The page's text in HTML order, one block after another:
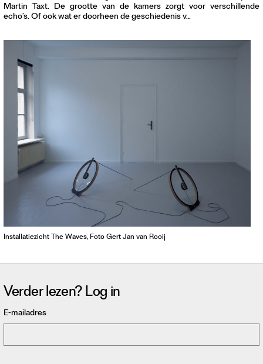
Nieuwsbrief
Over GLEAN
Waar is GLEAN te koop
Privacy
Instagram
Facebook
Martin Taxt. De grootte van de kamers zorgt voor verschillende
echo’s. Of ook wat er doorheen de geschiedenis v…
Installatiezicht The Waves, Foto Gert Jan van Rooij
Verder lezen? Log in
E-mailadres